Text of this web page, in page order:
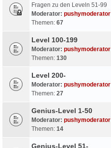
Fragen zu den Leveln 51-99
Moderator: pushymoderator
Themen: 67
Level 100-199
Moderator: pushymoderator
Themen: 130
Level 200-
Moderator: pushymoderator
Themen: 27
Genius-Level 1-50
Moderator: pushymoderator
Themen: 14
Genius-Level 51-